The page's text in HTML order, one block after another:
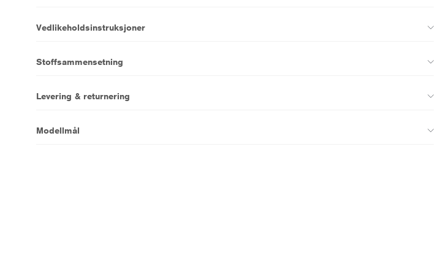
Vedlikeholdsinstruksjoner
Stoffsammensetning
Levering & returnering
Modellmål